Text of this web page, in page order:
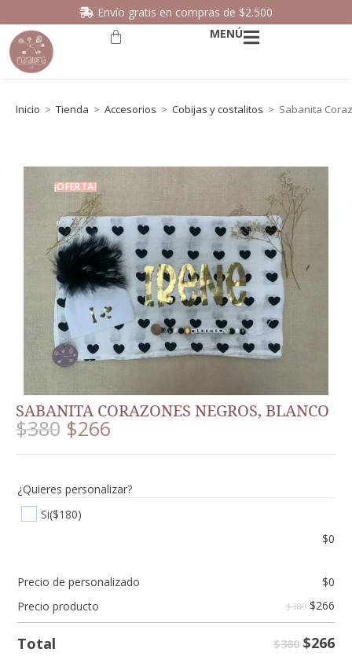
Envío gratis en compras de $2.500
MENÚ
Inicio > Tienda > Accesorios > Cobijas y costalitos > Sabanita
¡OFERTA!
SABANITA CORAZONES NEGROS, BLANCO
$380 $266
¿Quieres personalizar?
Si($180)
$0
Precio de personalizado $0
Precio producto
$380 $266
Total $380 $266